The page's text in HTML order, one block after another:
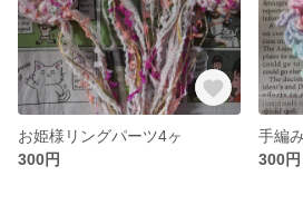
お姫様リングパーツ4ヶ
300円
手編
300円